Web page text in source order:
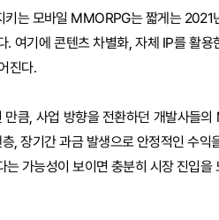
키는 모바일 MMORPG는 짧게는 2021
여기에 콘텐츠 차별화, 자체 IP를 활용
진다.
큼, 사업 방향을 전환하던 개발사들
, 장기간 과금 발생으로 안정적인 수익
가능성이 보이면 충분히 시장 진입을